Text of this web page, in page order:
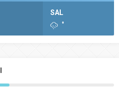
SAL
°